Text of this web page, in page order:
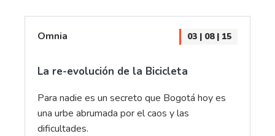
Omnia 03 | 08 | 15
La re-evolución de la Bicicleta
Para nadie es un secreto que Bogotá hoy es
una urbe abrumada por el caos y las
dificultades.